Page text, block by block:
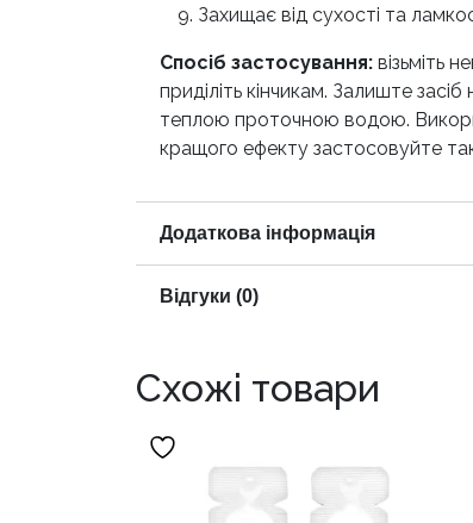
Захищає від сухості та
Спосіб застосування: візьміть
приділіть кінчикам. Залиште
теплою проточною водою.
кращого ефекту застосовуйте
Додаткова інформація
Відгуки (0)
Схожі товари